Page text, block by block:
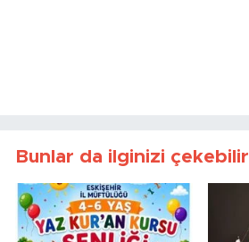
Bunlar da ilginizi çekebilir